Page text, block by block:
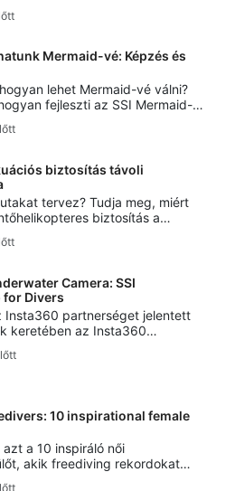
megengedett mélységi
Mermaid-vé: Képzés és
lehet Mermaid-vé válni?
fejleszti az SSI Mermaid-
a biztonságot és hogyan
biztosítás távoli
tervez? Tudja meg, miért
biztosítás a
evakuálási támogatásig.
Camera: SSI
for Divers
Insta360 partnerséget jelentett
keretében az Insta360
valamint Photo & Video
10 inspirational female
azt a 10 inspiráló női
akik freediving rekordokat